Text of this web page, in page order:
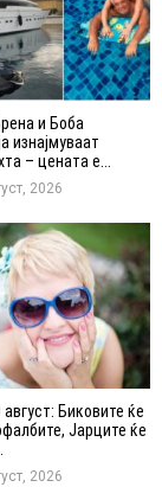
и Боба
изнајмуваат
– цената е...
2026
Биковите ќе
Јарците ќе
2026